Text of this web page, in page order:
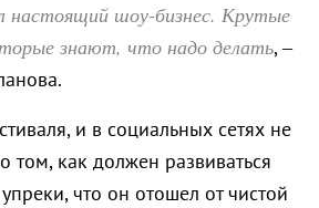
настоящий шоу-бизнес. Крутые
знают, что надо делать, –
и в социальных сетях не
том, как должен развиваться
что он отошел от чистой